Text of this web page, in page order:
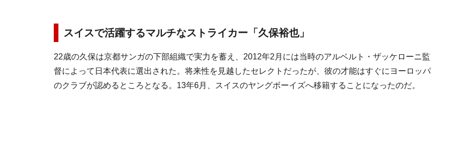
スイスで活躍するマルチなストライカー「久保裕也」
22歳の久保は京都サンガの下部組織で実力を蓄え、2012年2月には当時のアルベルト・ザッケローニ監
督によって日本代表に選出された。将来性を見越したセレクトだったが、彼の才能はすぐにヨーロッパ
のクラブが認めるところとなる。13年6月、スイスのヤングボーイズへ移籍することになったのだ。